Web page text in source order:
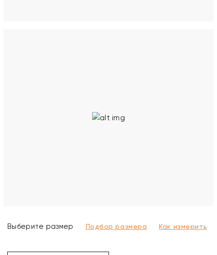
Выберите размер Подбор размера Как измерить